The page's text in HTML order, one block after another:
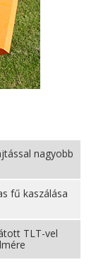
nagyobb
fű kaszálása
TLT-vel